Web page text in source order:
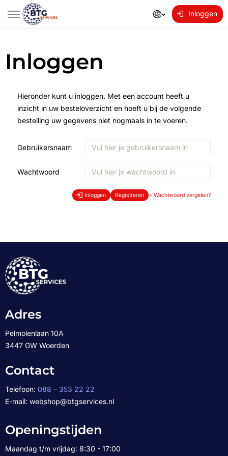
Inloggen
Inloggen
Hieronder kunt u inloggen. Met een account heeft u
inzicht in uw besteloverzicht en hoeft u bij de volgende
bestelling uw gegevens niet nogmaals in te voeren.
Gebruikersnaam
Wachtwoord
Inloggen Registreren > Wachtwoord vergeten?
Adres
Pelmolenlaan 10A
3447 GW Woerden
Contact
Telefoon: 088 – 353 22 22
E-mail: webshop@btgservices.nl
Openingstijden
Maandag t/m vrijdag: 8:30 - 17:00